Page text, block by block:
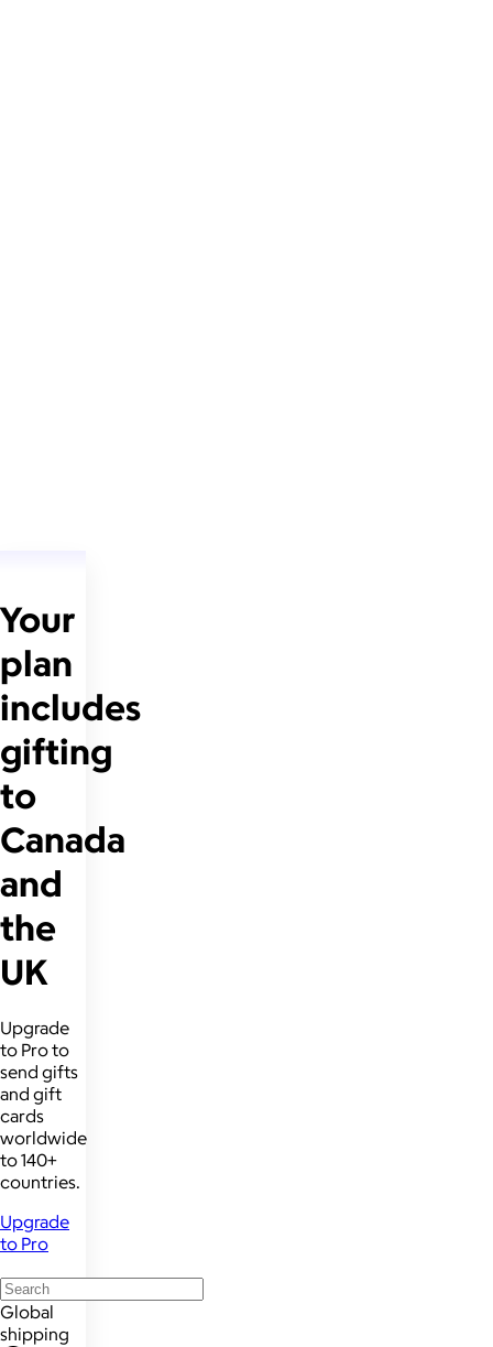
Your
plan
includes
gifting
to
Canada
and
the
UK
Upgrade
to Pro to
send gifts
and gift
cards
worldwide
to 140+
countries.
Upgrade
to Pro
Global
shipping